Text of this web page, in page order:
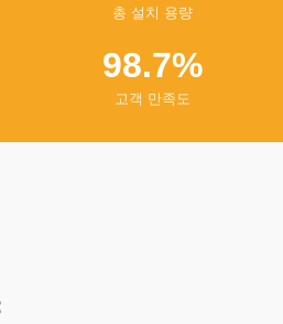
총 설치 용량
98.7%
고객 만족도